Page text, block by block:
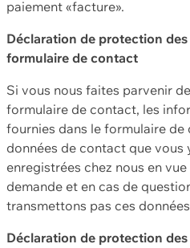
paiement «facture».
Déclaration de protection
formulaire de contact
Si vous nous faites parvenir
formulaire de contact, les
fournies dans le formulaire de
données de contact que vous
enregistrées chez nous en
demande et en cas de
transmettons pas ces
Déclaration de protection